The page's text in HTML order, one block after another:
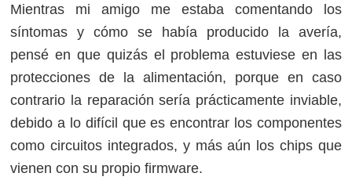
Mientras mi amigo me estaba comentando los
síntomas y cómo se había producido la avería,
pensé en que quizás el problema estuviese en las
protecciones de la alimentación, porque en caso
contrario la reparación sería prácticamente inviable,
debido a lo difícil que es encontrar los componentes
como circuitos integrados, y más aún los chips que
vienen con su propio firmware.